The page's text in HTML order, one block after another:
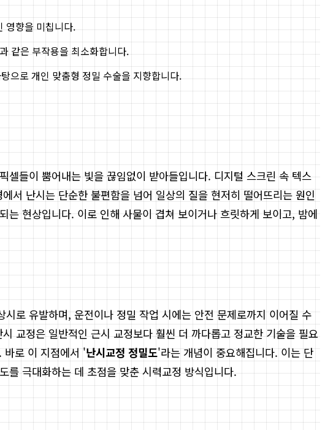
영향을 미칩니다.
같은 부작용을 최소화합니다.
으로 개인 맞춤형 정밀 수술을 지향합니다.
들이 뿜어내는 빛을 끊임없이 받아들입니다. 디지털 스크린 속 텍스
서 난시는 단순한 불편함을 넘어 일상의 질을 현저히 떨어뜨리는 원인
현상입니다. 이로 인해 사물이 겹쳐 보이거나 흐릿하게 보이고, 밤에
로 유발하며, 운전이나 정밀 작업 시에는 안전 문제로까지 이어질 수
교정은 일반적인 근시 교정보다 훨씬 더 까다롭고 정교한 기술을 필요
바로 이 지점에서 '난시교정 정밀도'라는 개념이 중요해집니다. 이는 단
를 극대화하는 데 초점을 맞춘 시력교정 방식입니다.